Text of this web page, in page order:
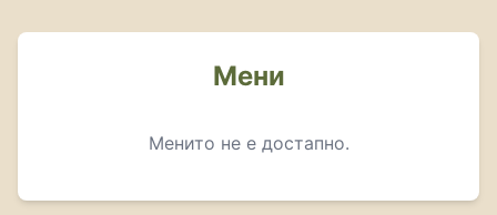
Мени
Менито не е достапно.